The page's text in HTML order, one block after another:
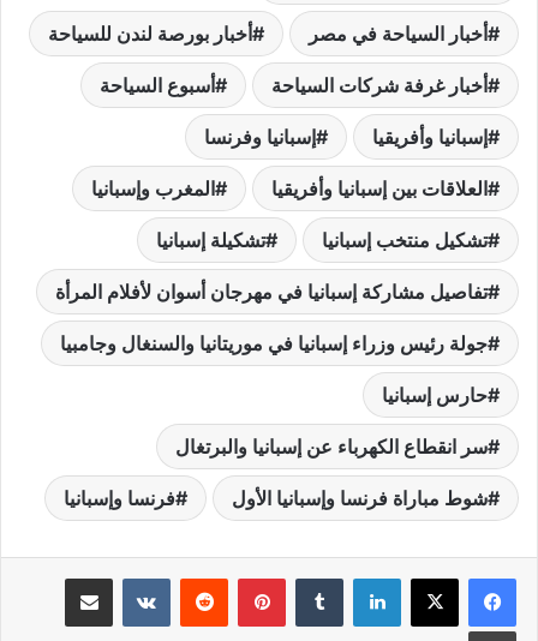
أخبار السياحة في مصر أخبار بورصة لندن للسياحة
أخبار غرفة شركات السياحة أسبوع السياحة
إسبانيا وأفريقيا إسبانيا وفرنسا
العلاقات بين إسبانيا وأفريقيا المغرب وإسبانيا
تشكيل منتخب إسبانيا تشكيلة إسبانيا
تفاصيل مشاركة إسبانيا في مهرجان أسوان لأفلام المرأة
جولة رئيس وزراء إسبانيا في موريتانيا والسنغال وجامبيا
حارس إسبانيا
سر انقطاع الكهرباء عن إسبانيا والبرتغال
شوط مباراة فرنسا وإسبانيا الأول فرنسا وإسبانيا
لينكدإن بينتيريست